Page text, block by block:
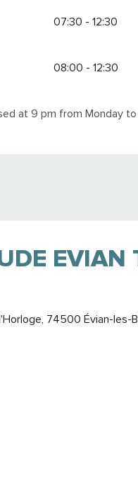
07:30 - 12:30
08:00 - 12:30
at 9 pm from Monday
EVIAN
74500 Évian-les-